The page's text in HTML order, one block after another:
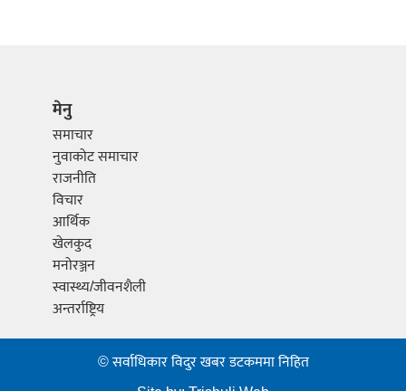
मेनु
समाचार
नुवाकोट समाचार
राजनीति
विचार
आर्थिक
खेलकुद
मनोरञ्जन
स्वास्थ्य/जीवनशैली
अन्तर्राष्ट्रिय
© सर्वाधिकार विदुर खबर डटकममा निहित